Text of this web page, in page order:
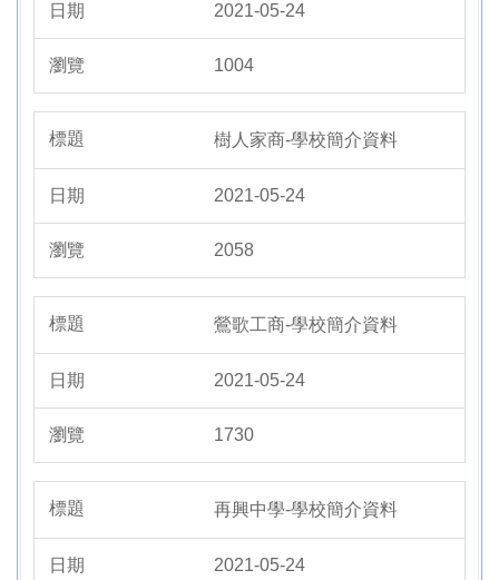
2021-05-24
1004
樹人家商-學校簡介資料
2021-05-24
2058
鶯歌工商-學校簡介資料
2021-05-24
1730
再興中學-學校簡介資料
2021-05-24